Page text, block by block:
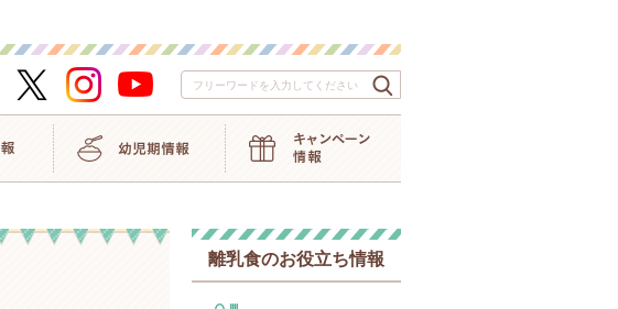
検索キーワード入力
離乳食のお役立ち情報